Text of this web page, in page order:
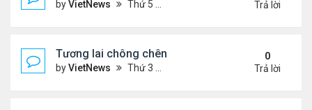
byVietNews Thứ 5 Tháng 10 16, 2025 5:15 pm
Trả lời
Tương lai chông chênh với Dải Gaza sau lệnh
byVietNews Thứ 3 Tháng 10 14, 2025 2:41 pm
0
Trả lời